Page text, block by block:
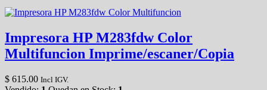
Impresora HP M283fdw Color
Multifuncion Imprime/escaner/Copia
$ 615.00 Incl IGV.